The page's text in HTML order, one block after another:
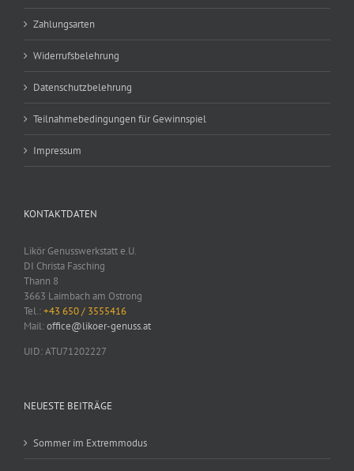
Zahlungsarten
Widerrufsbelehrung
Datenschutzbelehrung
Teilnahmebedingungen für Gewinnspiel
Impressum
KONTAKTDATEN
Likör Genusswerkstatt e.U.
DI Christa Fasching
Thann 8
3663 Laimbach am Ostrong
Tel.:+43 650 / 3555416
Mail:office@likoer-genuss.at
UID: ATU71202227
NEUESTE BEITRÄGE
Sommer im Extremmodus